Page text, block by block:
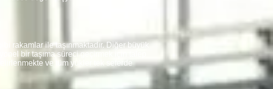
rakamlar ile taşınmaktadır. Diğer büyük
bir taşıma süreci geçirmek için talep
ve tüm yükler tek seferde